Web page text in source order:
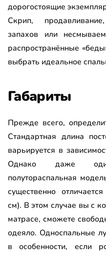
дорогостоящие
Скрип,
запахов или
распространённые
выбрать идеальное
Габариты
Прежде всего,
Стандартная длина
варьируется в
Однако даже
полутораспальная
существенно
см). В этом случае вы с
матрасе, сможете
одеяло. Односпальные
в особенности, если